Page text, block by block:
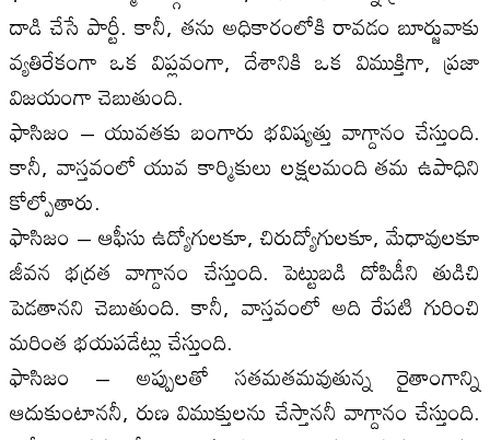
దాడి చేసే పార్టీ. కానీ, తను అధికారంలోకి రావడం బూర్జువాకు
వ్యతిరేకంగా ఒక విప్లవంగా, దేశానికి ఒక విముక్తిగా, ప్రజా
విజయంగా చెబుతుంది.
ఫాసిజం – యువతకు బంగారు భవిష్యత్తు వాగ్దానం చేస్తుంది.
కానీ, వాస్తవంలో యువ కార్మికులు లక్షలమంది తమ ఉపాధిని
కోల్పోతారు.
ఫాసిజం – ఆఫీసు ఉద్యోగులకూ, చిరుద్యోగులకూ, మేధావులకూ
జీవన భద్రత వాగ్దానం చేస్తుంది. పెట్టుబడి దోపిడీని తుడిచి
పెడతానని చెబుతుంది. కానీ, వాస్తవంలో అది రేపటి గురించి
మరింత భయపడేట్లు చేస్తుంది.
ఫాసిజం – అప్పులతో సతమతమవుతున్న రైతాంగాన్ని
ఆదుకుంటాననీ, రుణ విముక్తులను చేస్తాననీ వాగ్దానం చేస్తుంది.